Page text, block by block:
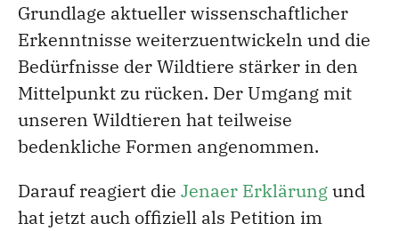
Grundlage aktueller wissenschaftlicher
Erkenntnisse weiterzuentwickeln und die
Bedürfnisse der Wildtiere stärker in den
Mittelpunkt zu rücken. Der Umgang mit
unseren Wildtieren hat teilweise
bedenkliche Formen angenommen.
Darauf reagiert die Jenaer Erklärungund
hat jetzt auch offiziell als Petition im